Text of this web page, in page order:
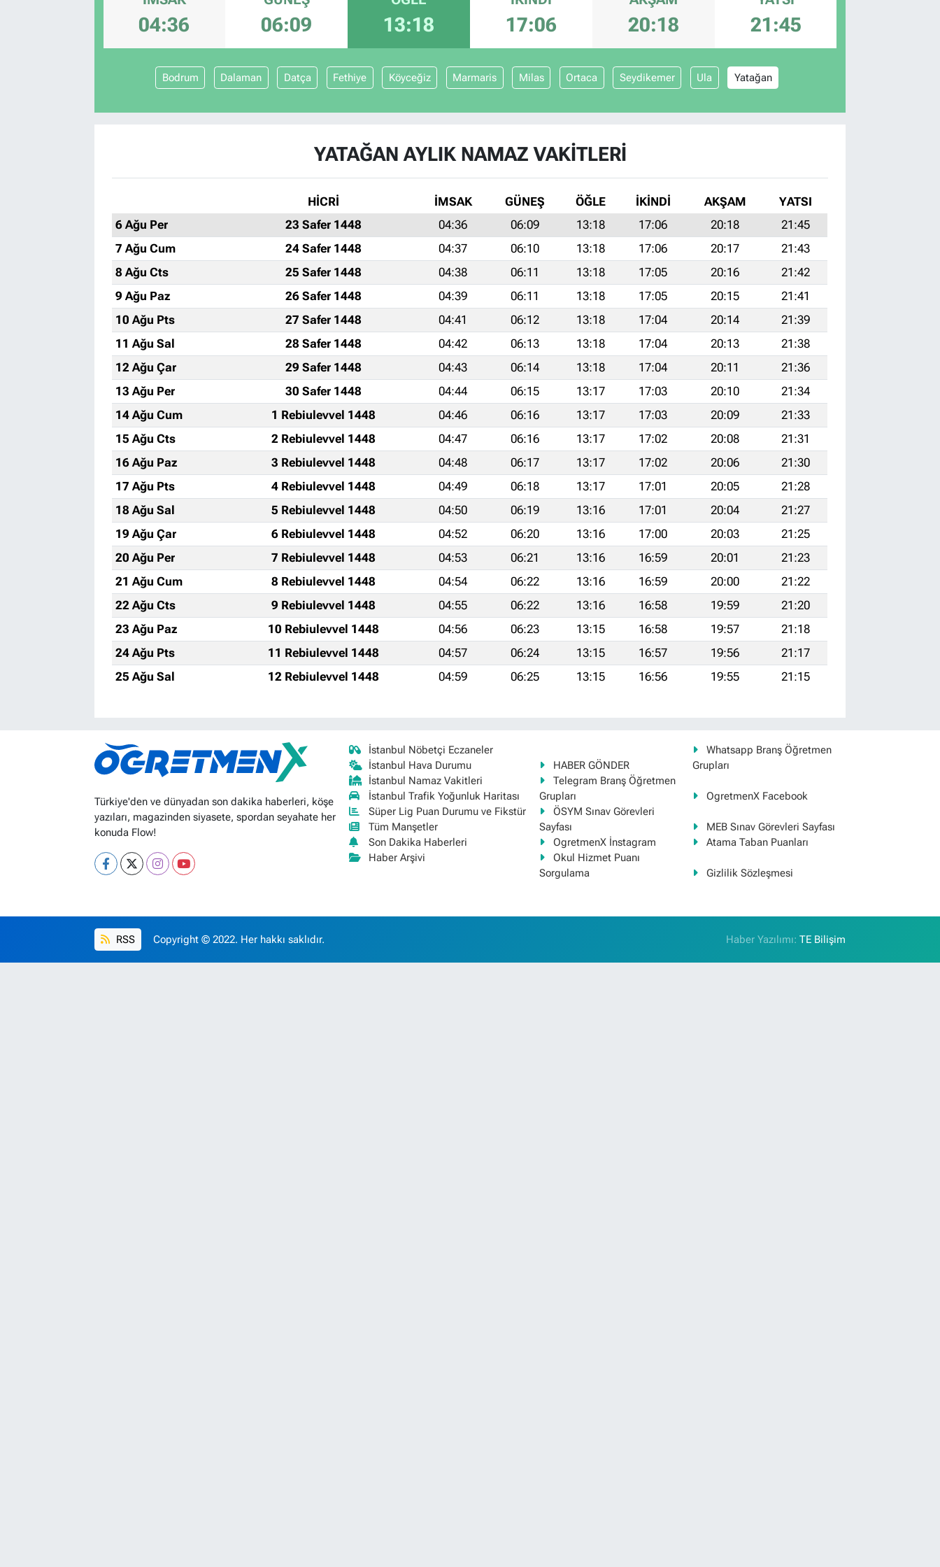
04:36 06:09 13:18 17:06 20:18 21:45
Bodrum Dalaman Datça Fethiye Köyceğiz Marmaris Milas Ortaca Seydikemer Ula Yatağan
YATAĞAN AYLIK NAMAZ VAKITLERI
HİCRİ İMSAK GÜNEŞ ÖĞLE İKINDI AKŞAM
YATSI
6 Ağu Per
23 Safer 1448 04:36 06:09 13:18 17:06 20:18
21:45
7 Ağu Cum
24 Safer 1448 04:37 06:10 13:18 17:06 20:17
21:43
8 Ağu Cts
25 Safer 1448 04:38 06:11 13:18 17:05 20:16
21:42
9 Ağu Paz
26 Safer 1448 04:39 06:11 13:18 17:05 20:15
21:41
10 Ağu Pts
27 Safer 1448 04:41 06:12 13:18 17:04 20:14
21:39
11 Ağu Sal
28 Safer 1448 04:42 06:13 13:18 17:04 20:13
21:38
12 Ağu Çar
29 Safer 1448 04:43 06:14 13:18 17:04 20:11
21:36
13 Ağu Per
30 Safer 1448 04:44 06:15 13:17 17:03 20:10
21:34
14 Ağu Cum
1 Rebiulevvel 1448 04:46 06:16 13:17 17:03 20:09
21:33
15 Ağu Cts
2 Rebiulevvel 1448 04:47 06:16 13:17 17:02 20:08
21:31
16 Ağu Paz
3 Rebiulevvel 1448 04:48 06:17 13:17 17:02 20:06
21:30
17 Ağu Pts
4 Rebiulevvel 1448 04:49 06:18 13:17 17:01 20:05
21:28
18 Ağu Sal
5 Rebiulevvel 1448 04:50 06:19 13:16 17:01 20:04
21:27
19 Ağu Çar
6 Rebiulevvel 1448 04:52 06:20 13:16 17:00 20:03
21:25
20 Ağu Per
7 Rebiulevvel 1448 04:53 06:21 13:16 16:59 20:01
21:23
21 Ağu Cum
8 Rebiulevvel 1448 04:54 06:22 13:16 16:59 20:00
21:22
22 Ağu Cts
9 Rebiulevvel 1448 04:55 06:22 13:16 16:58 19:59
21:20
23 Ağu Paz
10 Rebiulevvel 1448 04:56 06:23 13:15 16:58 19:57
21:18
24 Ağu Pts
11 Rebiulevvel 1448 04:57 06:24 13:15 16:57 19:56
21:17
25 Ağu Sal
12 Rebiulevvel 1448 04:59 06:25 13:15 16:56 19:55 21:15
Türkiye'den ve dünyadan son dakika haberleri, köşe
yazıları, magazinden siyasete, spordan seyahate her
konuda Flow!
İstanbul Nöbetçi Eczaneler
İstanbul Hava Durumu
İstanbul Namaz Vakitleri
İstanbul Trafik Yoğunluk Haritası
Süper Lig Puan Durumu ve Fikstür
Tüm Manşetler
Son Dakika Haberleri
Haber Arşivi
HABER GÖNDER
Whatsapp Branş Öğretmen
Grupları
Telegram Branş Öğretmen
Grupları
OgretmenX Facebook
ÖSYM Sınav Görevleri
Sayfası
MEB Sınav Görevleri Sayfası
OgretmenX İnstagram
Atama Taban Puanları
Okul Hizmet Puanı
Sorgulama
Gizlilik Sözleşmesi
RSS Copyright © 2022. Her hakkı saklıdır. Haber Yazılımı:TE Bilişim